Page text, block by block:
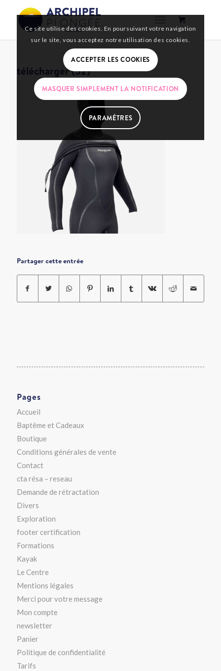
télécharger (52)
Partager cette entrée
Pages
Accueil
Baptême et Cadeaux
Boutique
Conditions générales de vente
Contact
cta résa – reseau
Demande de rétractation
Divers
Exploration
footer certification
Formations
Kayak
Le Centre
Mentions légales
Merci pour votre message
Mon compte
newsletter
Panier
Politique de confidentialité
Tarifs
Ce site utilise des cookies. En poursuivant votre navigation
sur le site, vous acceptez notre utilisation des cookies.
ACCEPTER LES COOKIES
MASQUER SIMPLEMENT LA NOTIFICATION
PARAMÈTRES